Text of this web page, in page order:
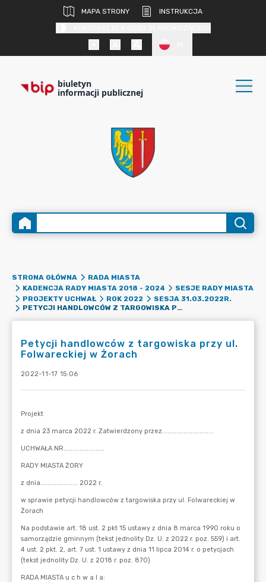
MAPA STRONY
INSTRUKCJA
biuletyn
informacji publicznej
STRONA GŁÓWNA
RADA MIASTA
KADENCJA RADY MIASTA 2018 - 2024
SESJE RADY MIASTA
PROJEKTY UCHWAŁ
ROK 2022
SESJA 31.03.2022R.
PETYCJI HANDLOWCÓW Z TARGOWISKA PRZY UL. FOLWARECKIEJ W ŻORACH
Petycji handlowców z targowiska przy ul.
Folwareckiej w Żorach
2022-11-17 15:06